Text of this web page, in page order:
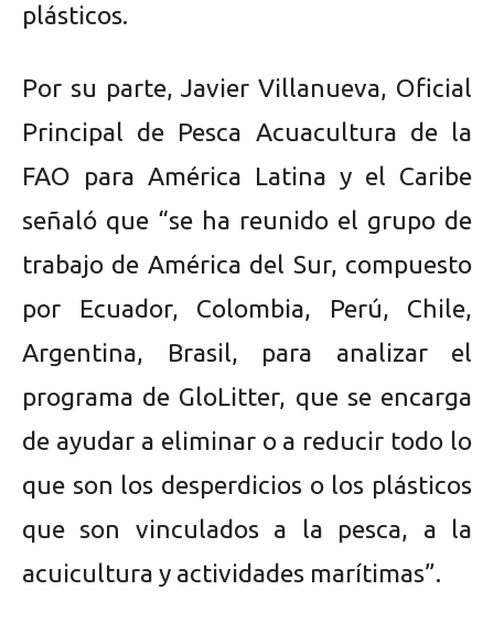
plásticos.
Por su parte, Javier Villanueva, Oficial
Principal de Pesca Acuacultura de la
FAO para América Latina y el Caribe
señaló que “se ha reunido el grupo de
trabajo de América del Sur, compuesto
por Ecuador, Colombia, Perú, Chile,
Argentina, Brasil, para analizar el
programa de GloLitter, que se encarga
de ayudar a eliminar o a reducir todo lo
que son los desperdicios o los plásticos
que son vinculados a la pesca, a la
acuicultura y actividades marítimas”.